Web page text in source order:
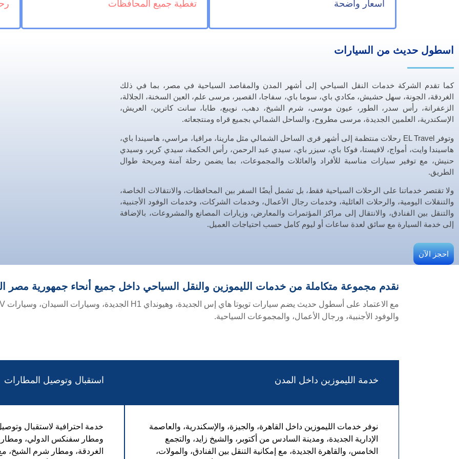
أسعار واضحة تغطية جميع المحافظات
اسطول حديث من السيارات
كما تقدم الشركة خدمات النقل السياحي إلى أشهر المدن والمقاصد السياحية في مصر، بما في ذلك
الغردقة، الجونة، سهل حشيش، مكادي باي، سوما باي، سفاجا، القصير، مرسى علم، العين السخنة، الجلالة،
الزعفرانة، رأس سدر، الطور، عيون موسى، شرم الشيخ، دهب، نويبع، طابا، سانت كاترين، العريش،
الإسكندرية، العلمين الجديدة، مرسى مطروح، والساحل الشمالي بجميع قراه ومنتجعاته.
وتوفر EL Travel رحلات منتظمة إلى أشهر قرى الساحل الشمالي مثل مارينا، مراقيا، مراسي، هاسيندا باي،
هاسيندا وايت، أمواج، لافيستا، فوكا باي، سيزر باي، سيدي عبد الرحمن، رأس الحكمة، سيدي كرير، وسيدي
حنيش، مع توفير سيارات مناسبة للأفراد والعائلات والمجموعات، بما يضمن رحلة آمنة ومريحة طوال
الطريق.
ولا تقتصر خدماتنا على الرحلات السياحية فقط، بل تشمل أيضًا السفر بين المحافظات، والانتقالات الخاصة،
والتنقلات اليومية، والرحلات العائلية، وخدمات رجال الأعمال، وخدمات الشركات، وخدمات الوفود الأجنبية،
والتنقل بين الفنادق، والانتقال إلى مراكز المؤتمرات والمعارض، وزيارات المصانع والمشروعات، بالإضافة
إلى خدمة السيارة مع سائق لعدة ساعات أو ليوم كامل حسب احتياجات العميل.
احجز الآن
نقدم مجموعة متكاملة من خدمات الليموزين والنقل السياحي داخل جميع أنحاء جمهورية مصر
والوفود الأجنبية، ورجال الأعمال، والمجموعات السياحية.
خدمة الليموزين داخل المدن
نوفر خدمات الليموزين داخل القاهرة، والجيزة، والإسكندرية، والعاصمة
الإدارية الجديدة، ومدينة السادس من أكتوبر، والشيخ زايد، والتجمع
الخامس، والقاهرة الجديدة، مع إمكانية التنقل بين الفنادق، والمولات،
استقبال وتوصيل المطارات
خدمة احترافية لاستقبال
ومطار سفنكس الدولي، ومطار
الغردقة، ومطار شرم الشيخ،